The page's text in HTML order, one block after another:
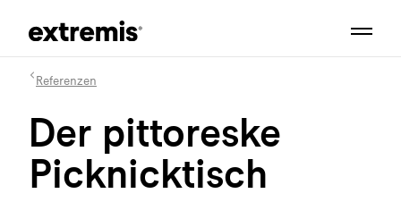
Referenzen
Der pittoreske
Picknicktisch